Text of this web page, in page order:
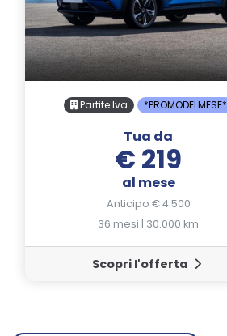
Partite Iva *PROMODELMESE*
Tua da
€ 219
al mese
Anticipo € 4.500
36 mesi | 30.000 km
Scopri l'offerta